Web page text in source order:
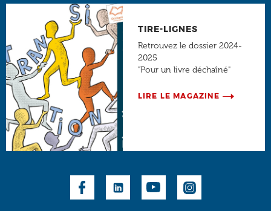
TIRE-LIGNES
Retrouvez le dossier 2024-
2025
"Pour un livre déchaîné"
LIRE LE MAGAZINE